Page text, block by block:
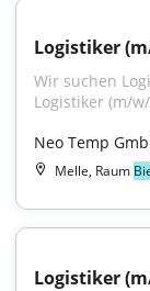
Logistiker
Wir suchen
Logistiker (m/
Neo Temp
Melle, Raum
Logistiker